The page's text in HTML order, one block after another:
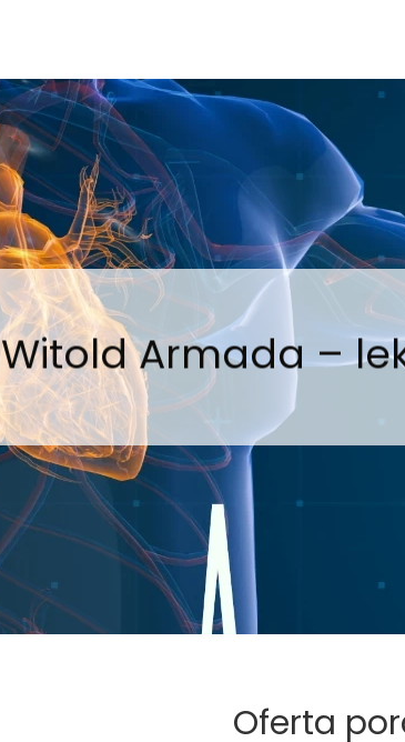
Witold Armada –
Oferta